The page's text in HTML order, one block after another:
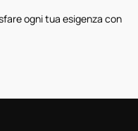
ogni tua esigenza con